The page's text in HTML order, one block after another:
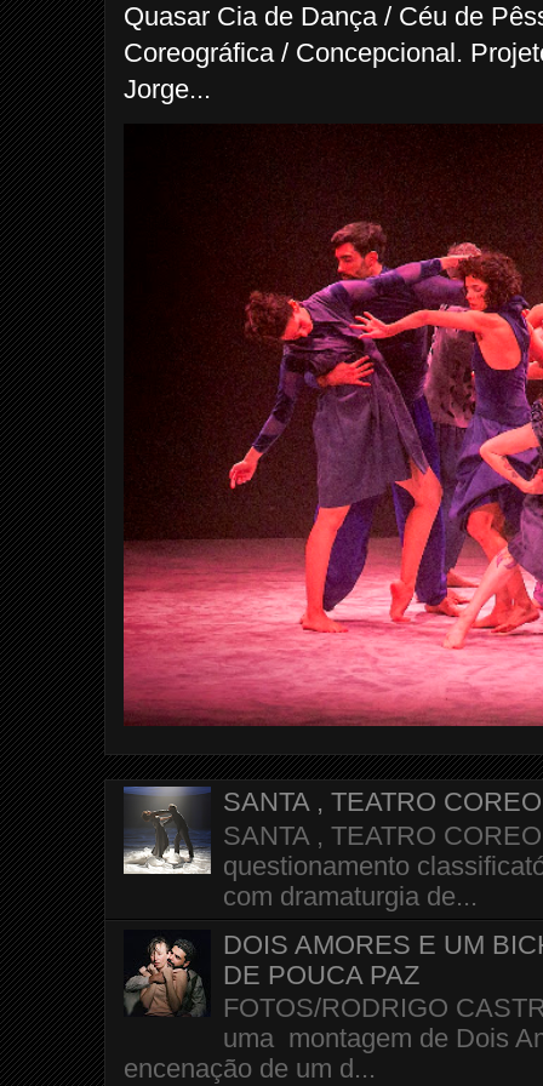
Quasar Cia de Dança / Céu de
Coreográfica / Concepcional.
Jorge...
SANTA , TEATRO
SANTA , TEATRO
questionamento
com dramaturgia de...
DOIS AMORES E UM
DE POUCA PAZ
FOTOS/RODRIGO
uma montagem de Dois
encenação de um d...